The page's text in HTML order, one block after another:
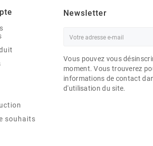
souhaits
Newsletter
Vous pouvez vous
moment. Vous trouverez
informations de contact
d'utilisation du site.